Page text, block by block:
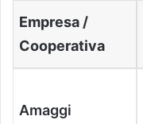
Empresa /
Cooperativa
Amaggi